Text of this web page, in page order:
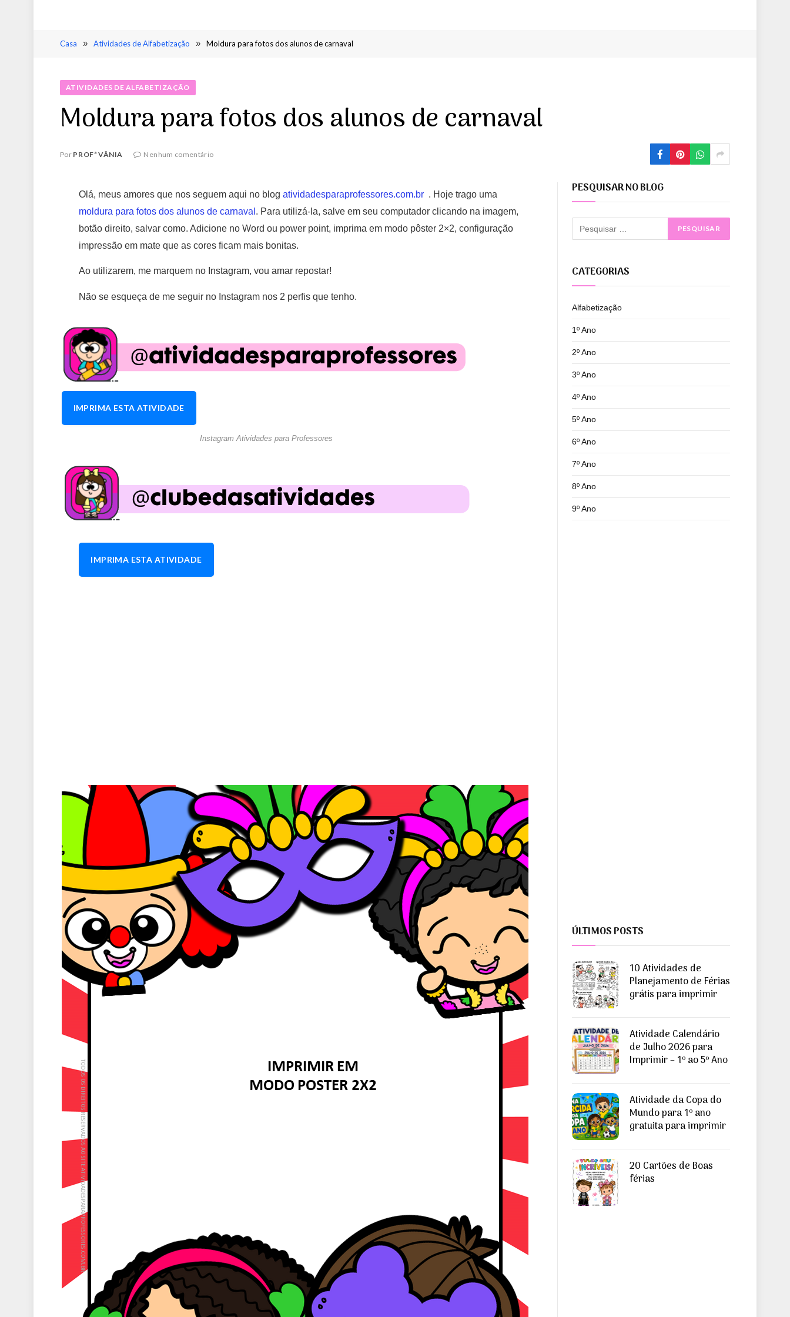
Casa » Atividades de Alfabetização » Moldura para fotos dos alunos de carnaval
ATIVIDADES DE ALFABETIZAÇÃO
Moldura para fotos dos alunos de carnaval
Por PROFª VÂNIA Nenhum comentário
Olá, meus amores que nos seguem aqui no blogatividadesparaprofessores.com.br . Hoje trago uma
moldura para fotos dos alunos de carnaval . Para utilizá-la, salve em seu computador clicando na imagem,
botão direito, salvar como. Adicione no Word ou power point, imprima em modo pôster 2×2, configuração
impressão em mate que as cores ficam mais bonitas.
Ao utilizarem, me marquem no Instagram, vou amar repostar!
Não se esqueça de me seguir no Instagram nos 2 perfis que tenho.
IMPRIMA ESTA ATIVIDADE
Instagram Atividades para Professores
IMPRIMA ESTA ATIVIDADE
PESQUISAR NO BLOG
CATEGORIAS
Alfabetização
1º Ano
2º Ano
3º Ano
4º Ano
5º Ano
6º Ano
7º Ano
8º Ano
9º Ano
ÚLTIMOS POSTS
10 Atividades de
Planejamento de Férias
grátis para imprimir
Atividade Calendário
de Julho 2026 para
Imprimir – 1º ao 5º Ano
Atividade da Copa do
Mundo para 1º ano
gratuita para imprimir
20 Cartões de Boas
férias